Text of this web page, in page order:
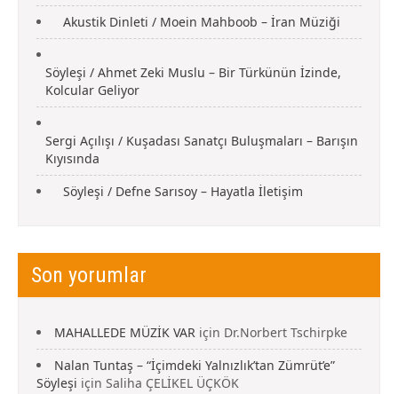
Akustik Dinleti / Moein Mahboob – İran Müziği
Söyleşi / Ahmet Zeki Muslu – Bir Türkünün İzinde,
Kolcular Geliyor
Sergi Açılışı / Kuşadası Sanatçı Buluşmaları – Barışın
Kıyısında
Söyleşi / Defne Sarısoy – Hayatla İletişim
Son yorumlar
MAHALLEDE MÜZİK VAR için Dr.Norbert Tschirpke
Nalan Tuntaş – “İçimdeki Yalnızlık’tan Zümrüt’e”
Söyleşi için Saliha ÇELİKEL ÜÇKÖK